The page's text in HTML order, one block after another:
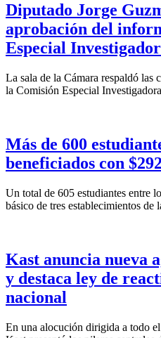
Diputado Jorge
aprobación del
Especial
La sala de la Cámara respaldó
la Comisión Especial
Más de 600
beneficiados con
Un total de 605 estudiantes entre
básico de tres establecimientos de
Kast anuncia nueva
y destaca ley de
nacional
En una alocución dirigida a todo